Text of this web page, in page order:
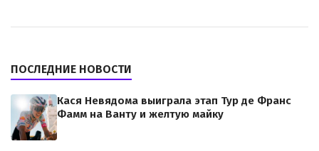
ПОСЛЕДНИЕ НОВОСТИ
Кася Невядома выиграла этап Тур де Франс
Фамм на Ванту и желтую майку